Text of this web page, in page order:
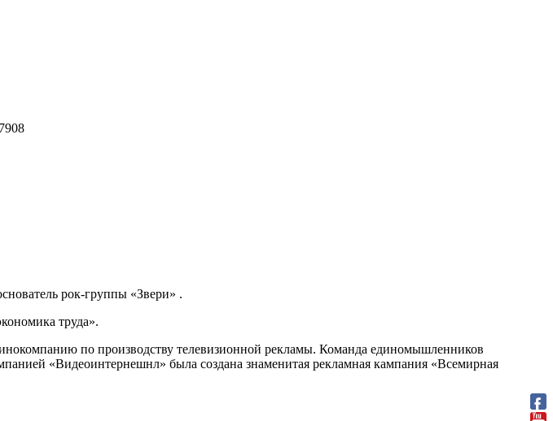
рок-группы «Звери» .
труда».
по производству телевизионной рекламы. Команда единомышленников
«Видеоинтернешнл» была создана знаменитая рекламная кампания «Всемирная